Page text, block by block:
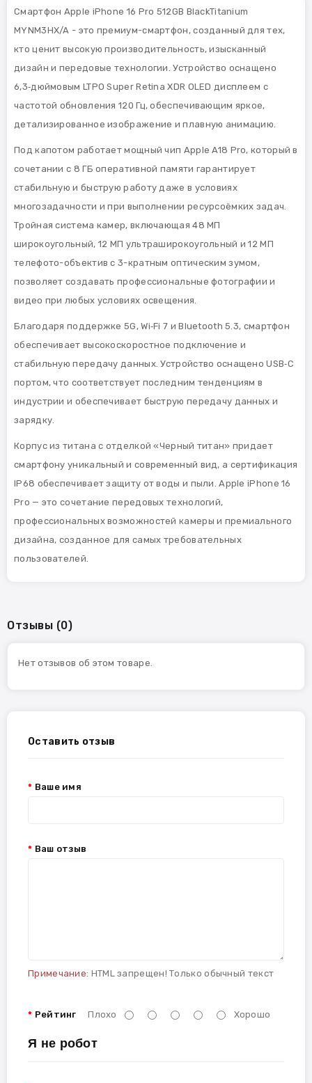
Смартфон Apple iPhone 16 Pro 512GB BlackTitanium
MYNM3HX/A - это премиум-смартфон, созданный для тех,
кто ценит высокую производительность, изысканный
дизайн и передовые технологии. Устройство оснащено
6,3‑дюймовым LTPO Super Retina XDR OLED дисплеем с
частотой обновления 120 Гц, обеспечивающим яркое,
детализированное изображение и плавную анимацию.
Под капотом работает мощный чип Apple A18 Pro, который в
сочетании с 8 ГБ оперативной памяти гарантирует
стабильную и быструю работу даже в условиях
многозадачности и при выполнении ресурсоёмких задач.
Тройная система камер, включающая 48 МП
широкоугольный, 12 МП ультраширокоугольный и 12 МП
телефото-объектив с 3-кратным оптическим зумом,
позволяет создавать профессиональные фотографии и
видео при любых условиях освещения.
Благодаря поддержке 5G, Wi‑Fi 7 и Bluetooth 5.3, смартфон
обеспечивает высокоскоростное подключение и
стабильную передачу данных. Устройство оснащено USB‑C
портом, что соответствует последним тенденциям в
индустрии и обеспечивает быструю передачу данных и
зарядку.
Корпус из титана с отделкой «Черный титан» придает
смартфону уникальный и современный вид, а сертификация
IP68 обеспечивает защиту от воды и пыли. Apple iPhone 16
Pro — это сочетание передовых технологий,
профессиональных возможностей камеры и премиального
дизайна, созданное для самых требовательных
пользователей.
Отзывы (0)
Нет отзывов об этом товаре.
Оставить отзыв
Ваше имя
Ваш отзыв
Примечание: HTML запрещен! Только обычный текст
Рейтинг Плохо Хорошо
Я не робот